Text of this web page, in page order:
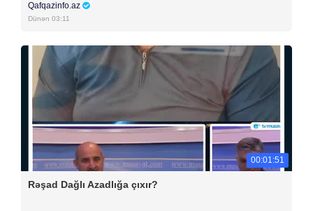
Qafqazinfo.az
Dünən 03:11
00:01:51
Rəşad Dağlı Azadlığa çıxır?